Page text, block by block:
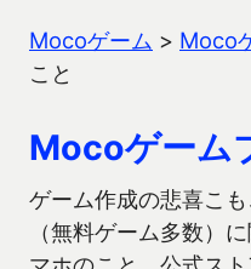
Mocoゲーム > Moco
こと
Mocoゲーム
ゲーム作成の悲喜こ
（無料ゲーム多数）